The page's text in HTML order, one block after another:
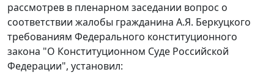
рассмотрев в пленарном заседании вопрос о
соответствии жалобы гражданина А.Я. Беркуцкого
требованиям Федерального конституционного
закона "О Конституционном Суде Российской
Федерации", установил: